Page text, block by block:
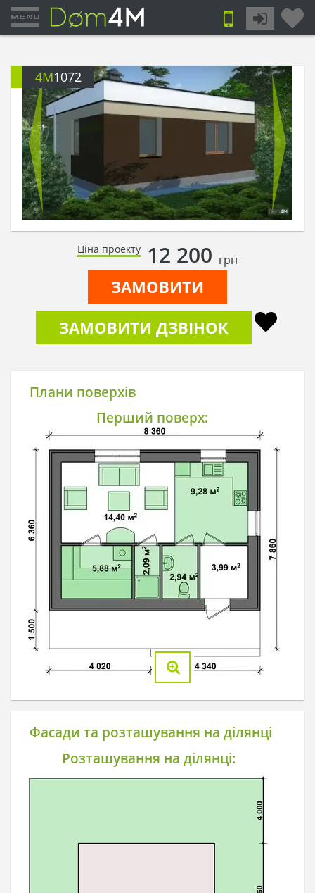
4M1072
Ціна проекту 12 200 грн
ЗАМОВИТИ
ЗАМОВИТИ ДЗВІНОК
Плани поверхів
Перший поверх:
Фасади та розташування на ділянці
Розташування на ділянці: